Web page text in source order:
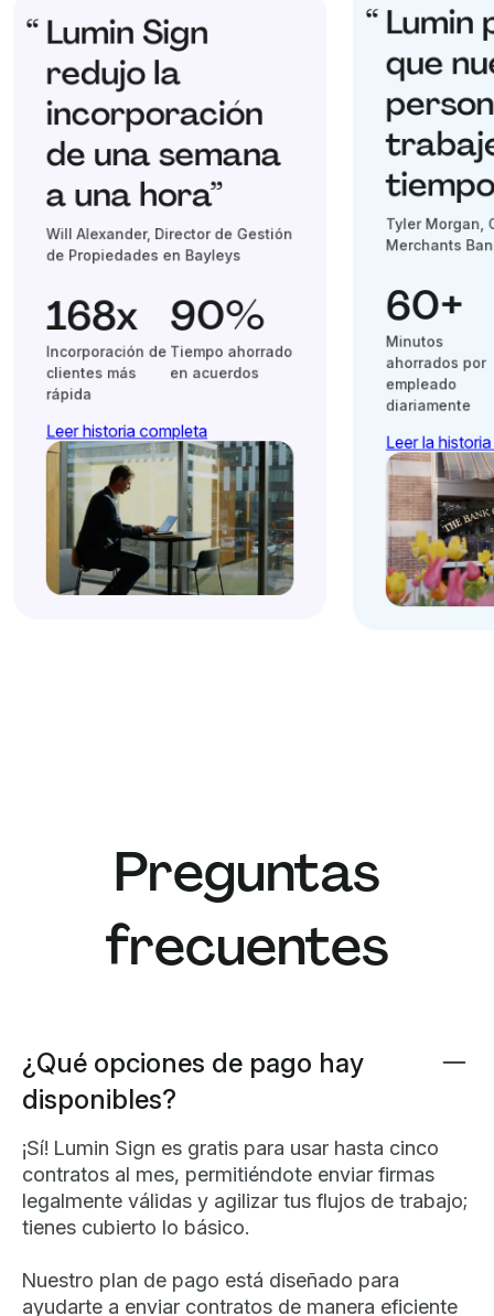
Lumin Sign
redujo la
incorporación
de una semana
a una hora”
Will Alexander, Director de Gestión
de Propiedades en Bayleys
168x
Incorporación de
clientes más
rápida
90%
Tiempo ahorrado
en acuerdos
Leer historia completa
Lumin
que
Tyler Morgan,
Merchants
60+
Minutos
ahorrados por
empleado
diariamente
Leer la
Preguntas
frecuentes
¿Qué opciones de pago hay
disponibles?
¡Sí! Lumin Sign es gratis para usar hasta cinco
contratos al mes, permitiéndote enviar firmas
legalmente válidas y agilizar tus flujos de trabajo;
tienes cubierto lo básico.
Nuestro plan de pago está diseñado para
ayudarte a enviar contratos de manera eficiente